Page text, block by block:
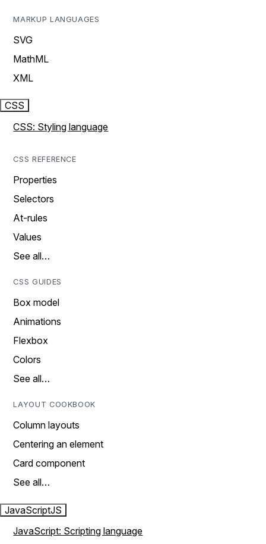
MARKUP LANGUAGES
SVG
MathML
XML
CSS
CSS: Styling language
CSS REFERENCE
Properties
Selectors
At-rules
Values
See all…
CSS GUIDES
Box model
Animations
Flexbox
Colors
See all…
LAYOUT COOKBOOK
Column layouts
Centering an element
Card component
See all…
JavaScriptJS
JavaScript: Scripting language